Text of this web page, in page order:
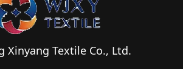
Xinyang Textile Co., Ltd.